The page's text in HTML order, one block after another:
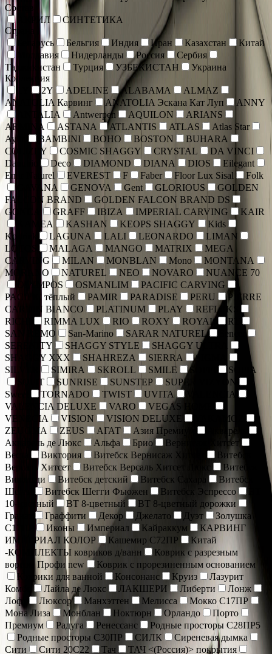
Состав
АКРИЛ
СИНТЕТИКА
Страна
Беларусь
Бельгия Индия Иран Казахстан
Китай
Молдавия
Нидерланды Россия
Сербия
Таджикистан
Турция УЗБЕКИСТАН
Украина
Коллекция
2Y ADELINE ALABAMA
ALMAZ
ANATOLIA Карвинг
ANATOLIA Эскана Кат Луп
ANNY
ANTALIA
Antwerpen AQUILON
ARIANS
ARMINA
ASTANA ATLANTIS ATLAS
Atlas Star
Aylin
BAMBINI BOHO BOSTON
BUHARA
COLIZEY
COSMIC SHAGGY CRYSTAL
DA VINCI
Danubio
Deco DIAMOND DIANA DIOS
Eilegant
Emir Naturel
EVEREST F Faber Floor Lux Sisal
Folk
GAVANA
GENOVA Gent GLORIOUS
GOLDEN
FALCON BRAND
GOLDEN FALCON BRAND DS
GONCA
GRAFF IBIZA IMPERIAL CARVING
KAIR
KAMEA
KASHAN KEOPS SHAGGY
Kids
Kortriek
LAGUNA LALI LEONARDO
LIMAN
LOTOS
MALAGA MANGO MATRIX
MEGA
CARVING
MILAN MONBLAN Mono
MONTANA
MORANO
NATUREL NEO NOVARO
NUANCE 70
OLYMPOS
OSMANLIM
PACIFIC CARVING
PACIFIC тёплый
PAMIR PARADISE PERU
PIERRE
CARDIN BIANCO
PLATINUM PLAY
REFLEKS
RICHI
RIMMA LUX RIO ROXY ROYAL
RT
SAN REMO
San-Marino SARAR NATUREL
Sencer
SERENITY
SHAGGY STYLE
SHAGGY ULTRA
SHAGGY XXX
SHAHREZA SIERRA
SIGMA
SILVER
SIMIRA SKROLL SMILE SOFFI
SOFIA
SOFIT
SUNRISE SUNSTEP
SUPER VIZYON
Sweet
TORNADO TWIST UVITA
VALENCIA
VALENCIA DELUXE
VARO
VEGAS HOME
VENECIA
VISION VISION DELUXE
YAKAMOZ
ZEUGMA
ZEUS АГАТ Азия Премиум
Акварель
Акварель де Люкс
Альфа Брио
Вернисаж Хитсет
Веста
Виктория Витебск Вернисаж Хитсет
Витебск
Версаль Хитсет
Витебск Версаль Хитсет Люкс
Витебск
Вивальди
Витебск детский Витебск Сахара
Витебск
Шегги
Витебск Шегги Фьюжен Витебск Эспрессо
10-цветный
ВТ 8-цветный
ВТ 8-цветный дорожки
Гранат
Граффити Декор Джелато Дуэт
Золушка
С17ПР
Иконы Империал Кайраккум
КАРВИНГ
ИМПЕРИАЛ КОЛОР
Кашемир С72ПР
Китай
-КОМПЛЕКТЫ ковриков д/ванн
Коврик c разрезным
ворсом Профи new
Коврик с прорезиненным основанием
Коврики для ванной
Консонанс Круиз
Лазурит
Комбо
Лайла де Люкс ЛАКШЕРИ Либерти
Лонж
Лофт
Люксор Манхэттен Мелисса
Мокко С17ПР
Мона Лиза
Монблан Ноктюрн Орландо
Порто
Премиум
Радуга Ренессанс
Родные просторы С28ПР5
Родные просторы С30ПР
СИЛК
Сиреневая дымка
Сити
Сити 20С22 Тач ТАЧ <(Россия)> покрытия